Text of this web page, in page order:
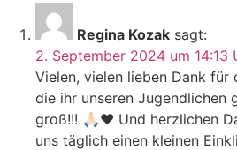
Regina Kozak sagt:
2. September 2024 um 14:13
Vielen, vielen lieben Dank für
die ihr unseren Jugendlichen
groß!!! 🙏🏻❤️ Und herzlichen
uns täglich einen kleinen